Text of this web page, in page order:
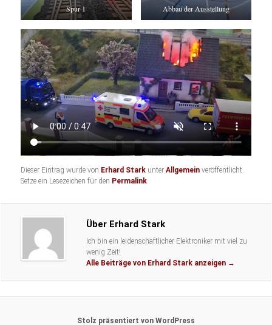
Spur 1 Abbau der Ausstellung
Dieser Eintrag wurde von Erhard Stark unterAllgemein veröffentlicht.
Setze ein Lesezeichen für den Permalink.
Über Erhard Stark
Ich bin ein leidenschaftlicher Elektroniker mit viel zu
wenig Zeit!
Alle Beiträge von Erhard Stark anzeigen →
Stolz präsentiert von WordPress